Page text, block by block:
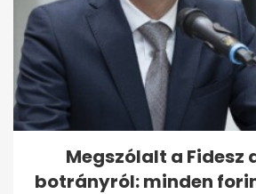
Megszólalt a Fidesz
botrányról: minden